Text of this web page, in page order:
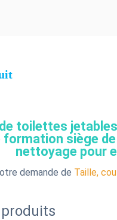
toilettes
siège
nettoyage pour
demande de Taille,